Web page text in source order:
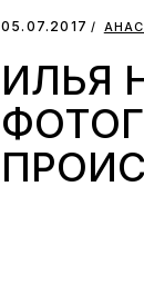
05.07.2017
ИЛЬЯ